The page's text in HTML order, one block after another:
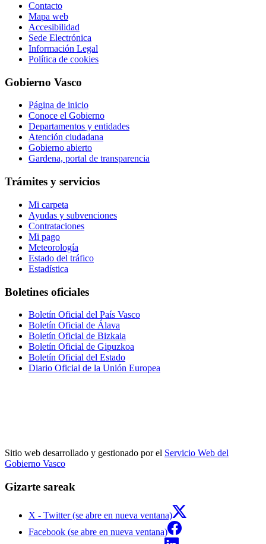
Contacto
Mapa web
Accesibilidad
Sede Electrónica
Información Legal
Política de cookies
Gobierno Vasco
Página de inicio
Conoce el Gobierno
Departamentos y entidades
Atención ciudadana
Gobierno abierto
Gardena, portal de transparencia
Trámites y servicios
Mi carpeta
Ayudas y subvenciones
Contrataciones
Mi pago
Meteorología
Estado del tráfico
Estadística
Boletines oficiales
Boletín Oficial del País Vasco
Boletín Oficial de Álava
Boletín Oficial de Bizkaia
Boletín Oficial de Gipuzkoa
Boletín Oficial del Estado
Diario Oficial de la Unión Europea
Sitio web desarrollado y gestionado por el Servicio Web del
Gobierno Vasco
Gizarte sareak
X - Twitter (se abre en nueva ventana)
Facebook (se abre en nueva ventana)